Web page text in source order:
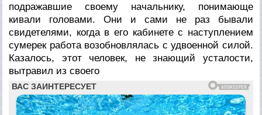
подражавшие своему начальнику, понимающе
кивали головами. Они и сами не раз бывали
свидетелями, когда в его кабинете с наступлением
сумерек работа возобновлялась с удвоенной силой.
Казалось, этот человек, не знающий усталости,
вытравил из своего